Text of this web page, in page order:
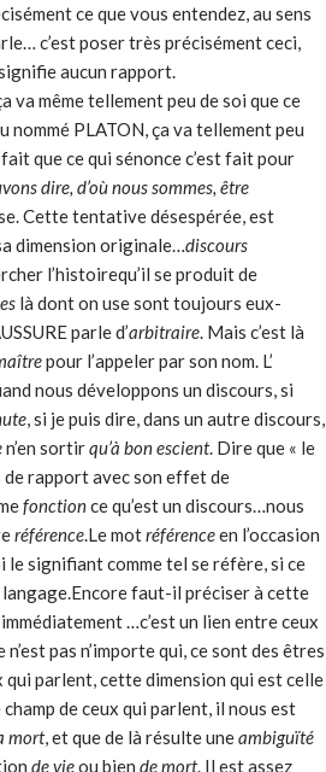
ce que vous entendez, au sens
c’est poser très précisément ceci,
aucun rapport.
va même tellement peu de soi que ce
nommé PLATON, ça va tellement peu
que ce qui sénonce c’est fait pour
dire, d’où nous sommes, être
Cette tentative désespérée, est
dimension originale…discours
l’histoirequ’il se produit de
là dont on use sont toujours eux-
parle d’arbitraire. Mais c’est là
pour l’appe­ler par son nom. L’
nous développons un discours, si
, si je puis dire, dans un autre discours,
n’en sortirqu’à bon escient. Dire que « le
de rapport avec son effet de
fonctionce qu’est un discours…nous
référence.Le motréférenceen l’occasion
le signifiant comme tel se réfère, si ce
langage.Encore faut-il préciser à cette
…c’est un lien entre ceux
pas n’importe qui, ce sont des êtres
parlent, cette dimension qui est celle
de ceux qui parlent, il nous est
mort, et quede là résulte uneambiguïté
de vieou bien de mort. Il est assez